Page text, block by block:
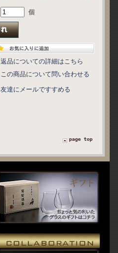
個
返品についての詳細はこちら
この商品について問い合わせる
友達にメールですすめる
page top